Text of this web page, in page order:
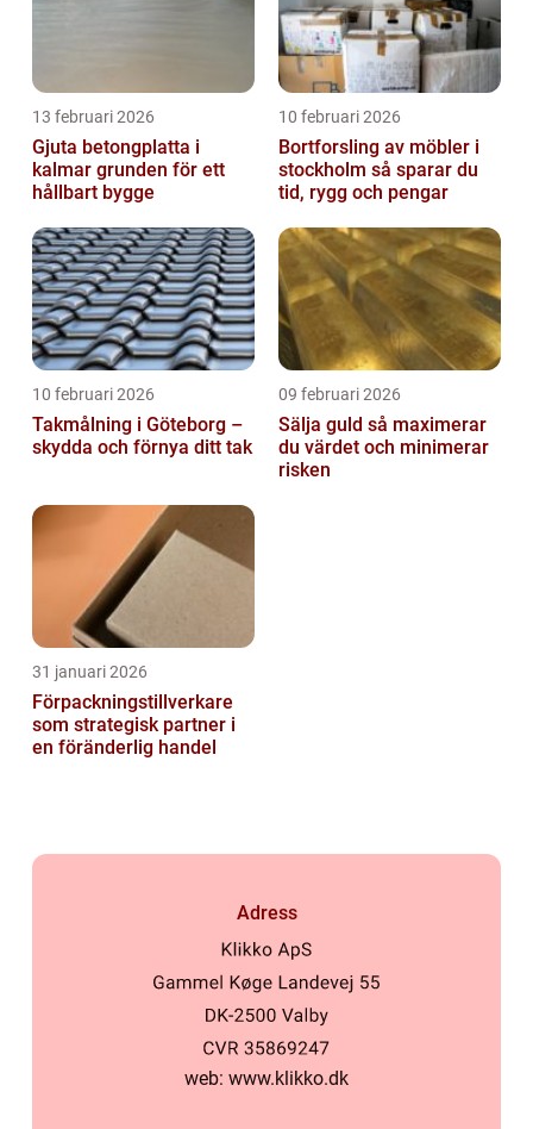
13 februari 2026
Gjuta betongplatta i
kalmar grunden för ett
hållbart bygge
10 februari 2026
Bortforsling av möbler i
stockholm så sparar du
tid, rygg och pengar
10 februari 2026
Takmålning i Göteborg –
skydda och förnya ditt tak
09 februari 2026
Sälja guld så maximerar
du värdet och minimerar
risken
31 januari 2026
Förpackningstillverkare
som strategisk partner i
en föränderlig handel
Adress
web: www.klikko.dk